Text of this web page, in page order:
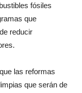
fósiles
que
reducir
las reformas
que serán de